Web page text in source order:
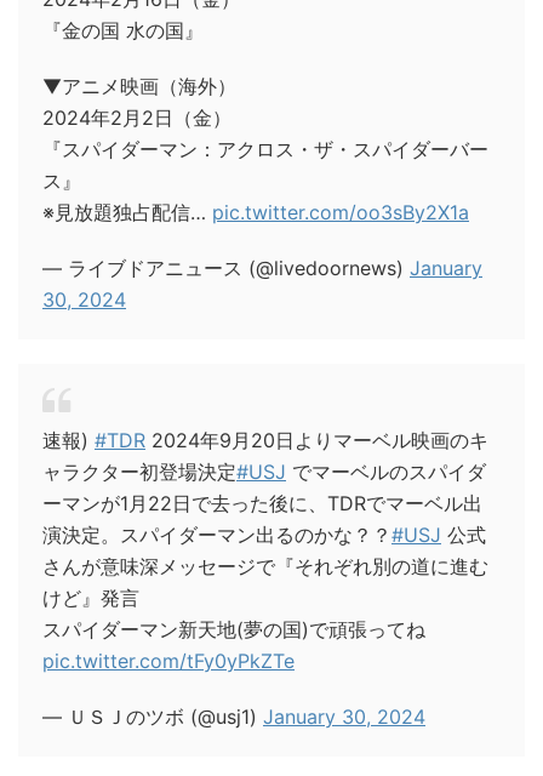
『金の国 水の国』
▼アニメ映画（海外）
2024年2月2日（金）
『スパイダーマン：アクロス・ザ・スパイダーバー
ス』
※見放題独占配信… pic.twitter.com/oo3sBy2X1a
— ライブドアニュース (@livedoornews) January
30, 2024
速報) #TDR 2024年9月20日よりマーベル映画のキ
ャラクター初登場決定#USJ でマーベルのスパイダ
ーマンが1月22日で去った後に、TDRでマーベル出
演決定。スパイダーマン出るのかな？？ #USJ 公式
さんが意味深メッセージで『それぞれ別の道に進む
けど』発言
スパイダーマン新天地(夢の国)で頑張ってね
pic.twitter.com/tFy0yPkZTe
— ＵＳＪのツボ (@usj1) January 30, 2024